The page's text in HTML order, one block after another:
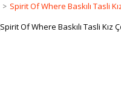
Spirit Of Where Baskılı Tasli